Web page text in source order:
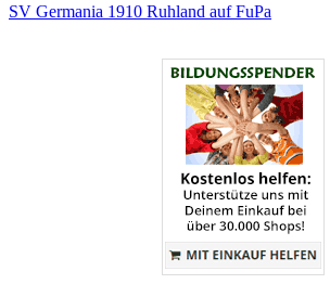
SV Germania 1910 Ruhland auf FuPa